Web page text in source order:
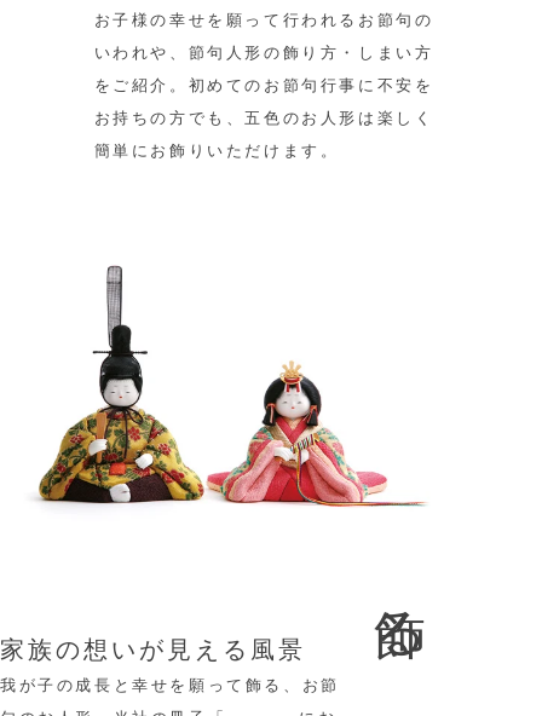
お子様の幸せを願って行われるお節句の
いわれや、節句人形の飾り方・しまい方
をご紹介。初めてのお節句行事に不安を
お持ちの方でも、五色のお人形は楽しく
簡単にお飾りいただけます。
飾る
家族の想いが見える風景
我が子の成長と幸せを願って飾る、お節